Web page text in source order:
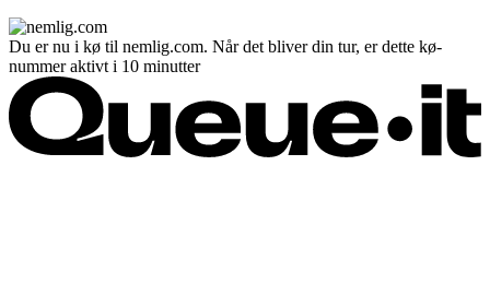
Du er nu i kø til nemlig.com. Når det bliver din tur, er dette kø-
nummer aktivt i 10 minutter